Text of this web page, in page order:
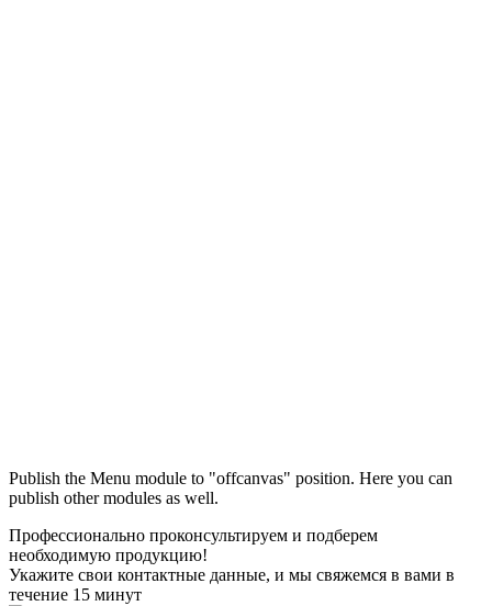
Publish the Menu module to "offcanvas" position. Here you can
publish other modules as well.
М ● консультант ПРОФСНАБ
Профессионально проконсультируем и подберем
необходимую продукцию!
Укажите свои контактные данные, и мы свяжемся в вами в
течение 15 минут